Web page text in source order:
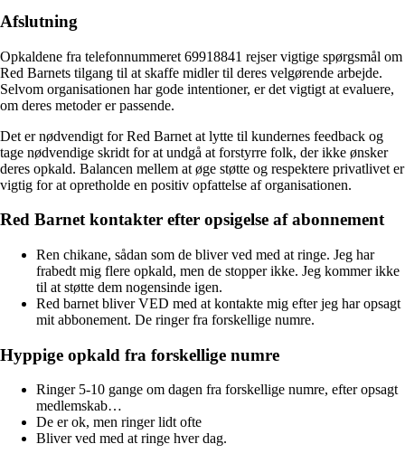
Afslutning
Opkaldene fra telefonnummeret 69918841 rejser vigtige spørgsmål om
Red Barnets tilgang til at skaffe midler til deres velgørende arbejde.
Selvom organisationen har gode intentioner, er det vigtigt at evaluere,
om deres metoder er passende.
Det er nødvendigt for Red Barnet at lytte til kundernes feedback og
tage nødvendige skridt for at undgå at forstyrre folk, der ikke ønsker
deres opkald. Balancen mellem at øge støtte og respektere privatlivet er
vigtig for at opretholde en positiv opfattelse af organisationen.
Red Barnet kontakter efter opsigelse af abonnement
Ren chikane, sådan som de bliver ved med at ringe. Jeg har
frabedt mig flere opkald, men de stopper ikke. Jeg kommer ikke
til at støtte dem nogensinde igen.
Red barnet bliver VED med at kontakte mig efter jeg har opsagt
mit abbonement. De ringer fra forskellige numre.
Hyppige opkald fra forskellige numre
Ringer 5-10 gange om dagen fra forskellige numre, efter opsagt
medlemskab…
De er ok, men ringer lidt ofte
Bliver ved med at ringe hver dag.